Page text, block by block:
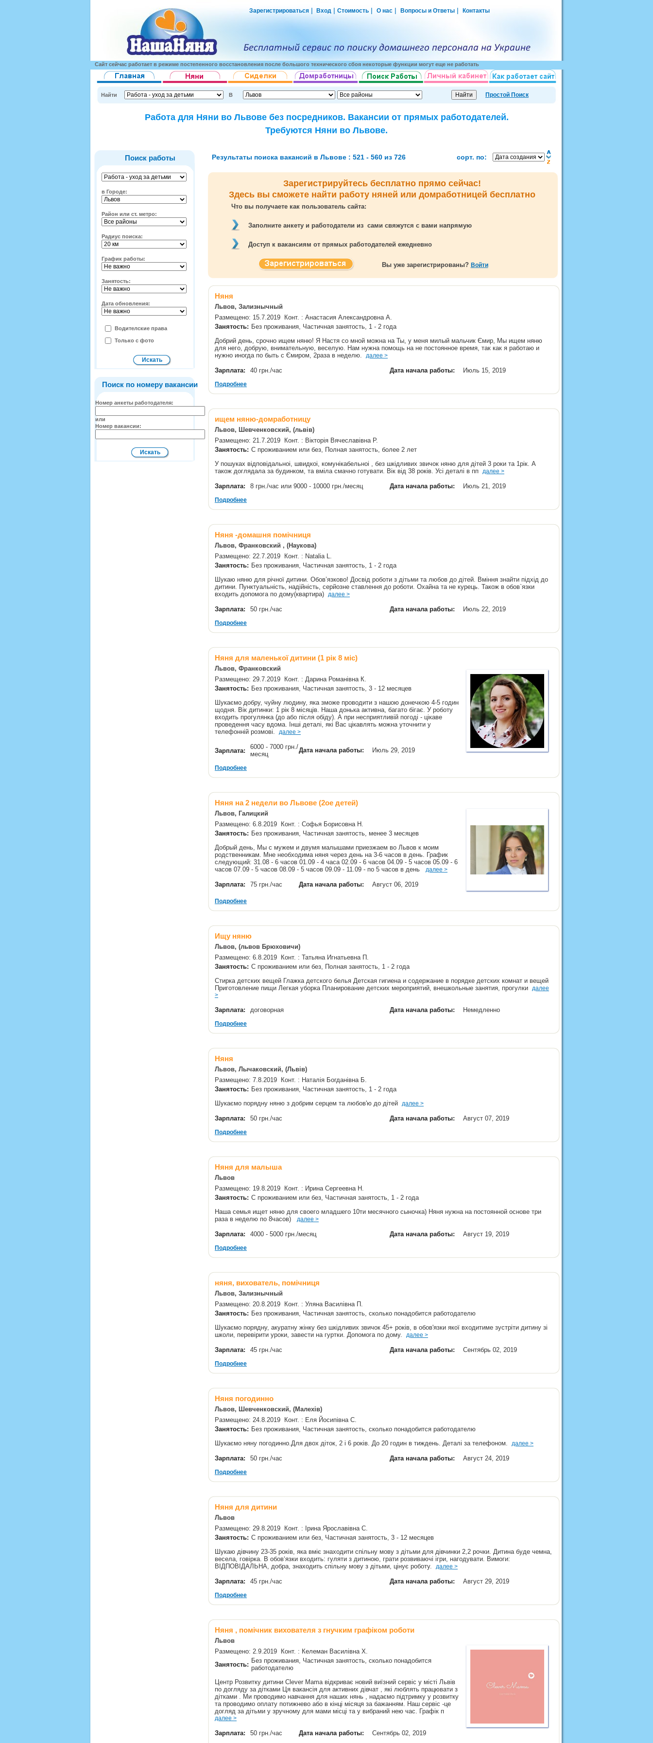
Зарегистрироваться Вход Стоимость О нас Вопросы и Ответы Контакты
Сайт сейчас работает в режиме постепенного восстановления после большого технического сбоя некоторые функции могут еще не работать
Найти В Простой Поиск
Работа для Няни во Львове без посредников. Вакансии от прямых работодателей.
Требуются Няни во Львове.
Поиск работы
в Городе:
Район или ст. метро:
Радиус поиска:
График работы:
Занятость:
Дата обновления:
Водителские права
Только с фото
Поиск по номеру вакансии
Номер анкеты работодателя:
или
Номер вакансии:
Результаты поиска вакансий в Львове : 521 - 560 из 726 сорт. по:
Зарегистрируйтесь бесплатно прямо сейчас!
Здесь вы сможете найти работу няней или домработницей бесплатно
Что вы получаете как пользователь сайта:
Заполните анкету и работодатели из сами свяжутся с вами напрямую
Доступ к вакансиям от прямых работодателей ежедневно
Вы уже зарегистрированы? Войти
Няня
Львов, Зализнычный
Размещено: 15.7.2019 Конт. : Анастасия Александровна А.
Занятость: Без проживания, Частичная занятость, 1 - 2 года
Добрий день, срочно ищем няню! Я Настя со мной можна на Ты, у меня милый мальчик Ємир, Мы ищем няню
для него, добрую, внимательную, веселую. Нам нужна помощь на не постоянное время, так как я работаю и
нужно иногда по быть с Ємиром, 2раза в неделю. далее >
Зарплата: 40 грн./час Дата начала работы: Июль 15, 2019
Подробнее
ищем няню-домработницу
Львов, Шевченковский, (львів)
Размещено: 21.7.2019 Конт. : Вікторія Вячеславівна Р.
Занятость: С проживанием или без, Полная занятость, более 2 лет
У пошуках відповідальноі, швидкоі, комунікабельноі , без шкідливих звичок няню для дітей 3 роки та 1рік. А
також доглядала за будинком, та вміла смачно готувати. Вік від 38 років. Усі деталі в пп далее >
Зарплата: 8 грн./час или 9000 - 10000 грн./месяц Дата начала работы: Июль 21, 2019
Подробнее
Няня -домашня помічниця
Львов, Франковский , (Наукова)
Размещено: 22.7.2019 Конт. : Natalia L.
Занятость: Без проживания, Частичная занятость, 1 - 2 года
Шукаю няню для річної дитини. Обов’язково! Досвід роботи з дітьми та любов до дітей. Вміння знайти підхід до
дитини. Пунктуальність, надійність, серйозне ставлення до роботи. Охайна та не курець. Також в обов`язки
входить допомога по дому(квартира) далее >
Зарплата: 50 грн./час Дата начала работы: Июль 22, 2019
Подробнее
Няня для маленької дитини (1 рік 8 міс)
Львов, Франковский
Размещено: 29.7.2019 Конт. : Дарина Романівна К.
Занятость: Без проживания, Частичная занятость, 3 - 12 месяцев
Шукаємо добру, чуйну людину, яка зможе проводити з нашою донечкою 4-5 годин
щодня. Вік дитинки: 1 рік 8 місяців. Наша донька активна, багато бігає. У роботу
входить прогулянка (до або після обіду). А при несприятливій погоді - цікаве
проведення часу вдома. Інші деталі, які Вас цікавлять можна уточнити у
телефонній розмові. далее >
Зарплата:
6000 - 7000 грн./
месяц
Дата начала работы: Июль 29, 2019
Подробнее
Няня на 2 недели во Львове (2ое детей)
Львов, Галицкий
Размещено: 6.8.2019 Конт. : Софья Борисовна Н.
Занятость: Без проживания, Частичная занятость, менее 3 месяцев
Добрый день, Мы с мужем и двумя малышами приезжаем во Львов к моим
родственникам. Мне необходима няня через день на 3-6 часов в день. График
следующий: 31.08 - 6 часов 01.09 - 4 часа 02.09 - 6 часов 04.09 - 5 часов 05.09 - 6
часов 07.09 - 5 часов 08.09 - 5 часов 09.09 - 11.09 - по 5 часов в день далее >
Зарплата: 75 грн./час Дата начала работы: Август 06, 2019
Подробнее
Ищу няню
Львов, (львов Брюховичи)
Размещено: 6.8.2019 Конт. : Татьяна Игнатьевна П.
Занятость: С проживанием или без, Полная занятость, 1 - 2 года
Стирка детских вещей Глажка детского белья Детская гигиена и содержание в порядке детских комнат и вещей
Приготовление пищи Легкая уборка Планирование детских мероприятий, внешкольные занятия, прогулки далее
>
Зарплата: договорная Дата начала работы: Немедленно
Подробнее
Няня
Львов, Лычаковский, (Львів)
Размещено: 7.8.2019 Конт. : Наталія Богданівна Б.
Занятость: Без проживания, Частичная занятость, 1 - 2 года
Шукаємо порядну няню з добрим серцем та любов'ю до дітей далее >
Зарплата: 50 грн./час Дата начала работы: Август 07, 2019
Подробнее
Няня для малыша
Львов
Размещено: 19.8.2019 Конт. : Ирина Сергеевна Н.
Занятость: С проживанием или без, Частичная занятость, 1 - 2 года
Наша семья ищет няню для своего младшего 10ти месячного сыночка) Няня нужна на постоянной основе три
раза в неделю по 8часов) далее >
Зарплата: 4000 - 5000 грн./месяц Дата начала работы: Август 19, 2019
Подробнее
няня, вихователь, помічниця
Львов, Зализнычный
Размещено: 20.8.2019 Конт. : Уляна Василівна П.
Занятость: Без проживания, Частичная занятость, сколько понадобится работодателю
Шукаємо порядну, акуратну жінку без шкідливих звичок 45+ років, в обов'язки якої входитиме зустріти дитину зі
школи, перевірити уроки, завести на гуртки. Допомога по дому. далее >
Зарплата: 45 грн./час Дата начала работы: Сентябрь 02, 2019
Подробнее
Няня погодинно
Львов, Шевченковский, (Малехів)
Размещено: 24.8.2019 Конт. : Еля Йосипівна С.
Занятость: Без проживания, Частичная занятость, сколько понадобится работодателю
Шукаємо няну погодинно.Для двох діток, 2 і 6 років. До 20 годин в тиждень. Деталі за телефоном. далее >
Зарплата: 50 грн./час Дата начала работы: Август 24, 2019
Подробнее
Няня для дитини
Львов
Размещено: 29.8.2019 Конт. : Ірина Ярославівна С.
Занятость: С проживанием или без, Частичная занятость, 3 - 12 месяцев
Шукаю дівчину 23-35 років, яка вміє знаходити спільну мову з дітьми для дівчинки 2,2 рочки. Дитина буде чемна,
весела, говірка. В обов‘язки входить: гуляти з дитиною, грати розвиваючі ігри, нагодувати. Вимоги:
ВІДПОВІДАЛЬНА, добра, знаходить спільну мову з дітьми, цінує роботу. далее >
Зарплата: 45 грн./час Дата начала работы: Август 29, 2019
Подробнее
Няня , помічник вихователя з гнучким графіком роботи
Львов
Размещено: 2.9.2019 Конт. : Келеман Василівна Х.
Занятость:
Без проживания, Частичная занятость, сколько понадобится
работодателю
Центр Розвитку дитини Clever Mama відкриває новий виїзний сервіс у місті Львів
по догляду за дітками Ця вакансія для активних дівчат , які люблять працювати з
дітками . Ми проводимо навчання для наших нянь , надаємо підтримку у розвитку
та проводимо оплату потижнево або в кінці місяця за бажанням. Наш сервіс -це
догляд за дітьми у зручному для мами місці та у вибраний нею час. Графік п
далее >
Зарплата: 50 грн./час Дата начала работы: Сентябрь 02, 2019